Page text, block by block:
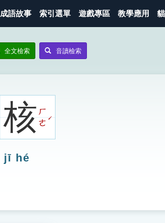
成語故事 索引選單 遊戲專區 教學應用
全文檢索 音讀檢索
核ㄏ
ㄜ
ˊ
jī hé